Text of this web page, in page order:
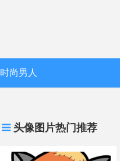
时尚男人
头像图片热门推荐